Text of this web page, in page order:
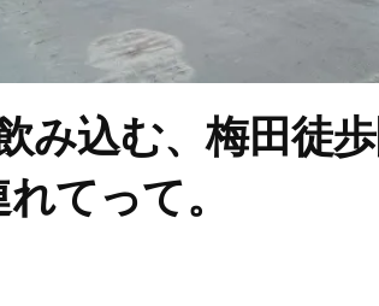
み込む、梅田徒
てって。